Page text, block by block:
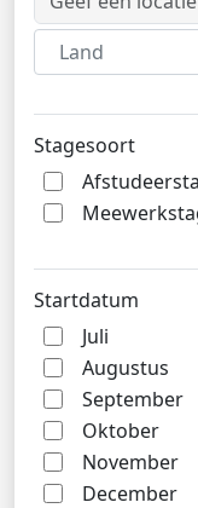
Land
Stagesoort
Startdatum
Juli
Augustus
September
Oktober
November
December